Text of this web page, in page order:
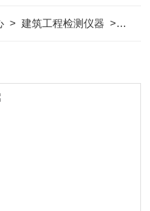
>建筑工程检测仪器 > 钢筋